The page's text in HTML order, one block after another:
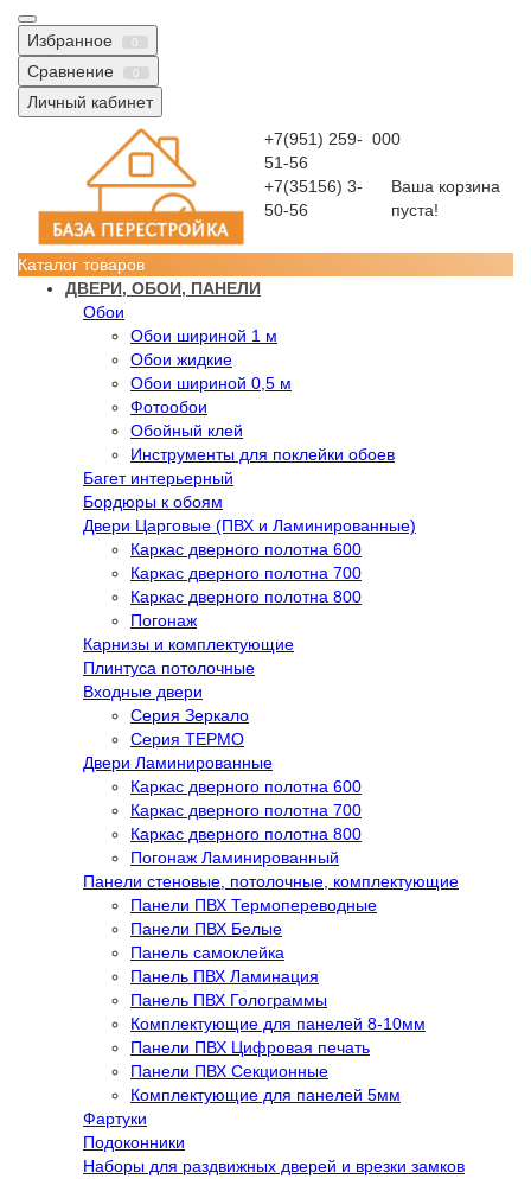
Избранное 0
Сравнение 0
Личный кабинет
+7(951) 259-
51-56
+7(35156) 3-
50-56
000
Ваша корзина
пуста!
Каталог товаров
ДВЕРИ, ОБОИ, ПАНЕЛИ
Обои
Обои шириной 1 м
Обои жидкие
Обои шириной 0,5 м
Фотообои
Обойный клей
Инструменты для поклейки обоев
Багет интерьерный
Бордюры к обоям
Двери Царговые (ПВХ и Ламинированные)
Каркас дверного полотна 600
Каркас дверного полотна 700
Каркас дверного полотна 800
Погонаж
Карнизы и комплектующие
Плинтуса потолочные
Входные двери
Серия Зеркало
Серия ТЕРМО
Двери Ламинированные
Каркас дверного полотна 600
Каркас дверного полотна 700
Каркас дверного полотна 800
Погонаж Ламинированный
Панели стеновые, потолочные, комплектующие
Панели ПВХ Термопереводные
Панели ПВХ Белые
Панель самоклейка
Панель ПВХ Ламинация
Панель ПВХ Голограммы
Комплектующие для панелей 8-10мм
Панели ПВХ Цифровая печать
Панели ПВХ Секционные
Комплектующие для панелей 5мм
Фартуки
Подоконники
Наборы для раздвижных дверей и врезки замков